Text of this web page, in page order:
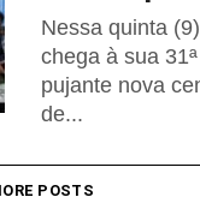
Nessa quinta
chega à sua
pujante nova
de...
POSTS